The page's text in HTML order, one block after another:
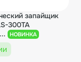
запайщик
300TA
НОВИНКА